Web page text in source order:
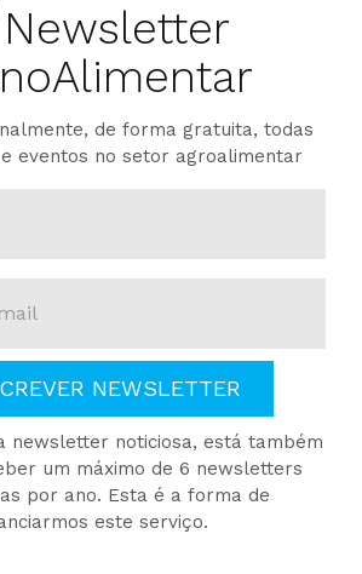
Newsletter
de forma gratuita, todas
eventos no setor agroalimentar
NEWSLETTER
newsletter noticiosa, está também
um máximo de 6 newsletters
por ano. Esta é a forma de
este serviço.